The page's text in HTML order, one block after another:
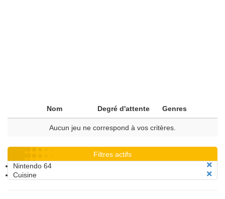
Nom Degré d'attente Genres
Aucun jeu ne correspond à vos critères.
Filtres actifs
Nintendo 64
Cuisine